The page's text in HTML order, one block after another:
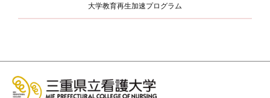
大学教育再生加速プログラム